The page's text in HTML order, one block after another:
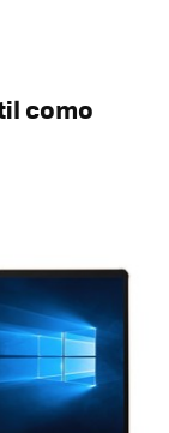
como